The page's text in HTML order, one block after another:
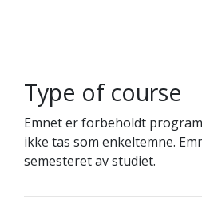
Type of course
Emnet er forbeholdt
ikke tas som enkeltemne.
semesteret av studiet.